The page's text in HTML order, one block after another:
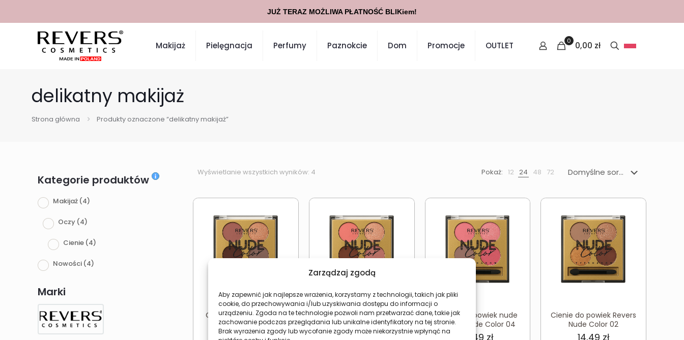
Zarządzaj zgodą
Aby zapewnić jak najlepsze wrażenia, korzystamy z technologii, takich jak pliki
cookie, do przechowywania i/lub uzyskiwania dostępu do informacji o
urządzeniu. Zgoda na te technologie pozwoli nam przetwarzać dane, takie jak
zachowanie podczas przeglądania lub unikalne identyfikatory na tej stronie.
Brak wyrażenia zgody lub wycofanie zgody może niekorzystnie wpłynąć na
Makijaż Pielęgnacja Perfumy Paznokcie Dom Promocje OUTLET 0 0,00 zł
delikatny makijaż
Strona główna Produkty oznaczone “delikatny makijaż”
Kategorie produktów
Makijaż (4)
Oczy (4)
Cienie (4)
Nowości (4)
Marki
Wyświetlanie wszystkich wyników: 4 Pokaż: 12 24 48 72
Cienie do powiek nude
Revers Nude Color 01
14,49zł
Cienie do powiek nude
Revers Nude Color 03
14,49zł
Cienie do powiek nude
Revers Nude Color 04
14,49 zł
Cienie do powiek Revers
Nude Color 02
14,49 zł
JUŻ TERAZ MOŻLIWA PŁATNOŚĆ BLIKiem!